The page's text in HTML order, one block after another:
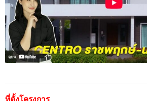
ที่ตั้งโครงการ